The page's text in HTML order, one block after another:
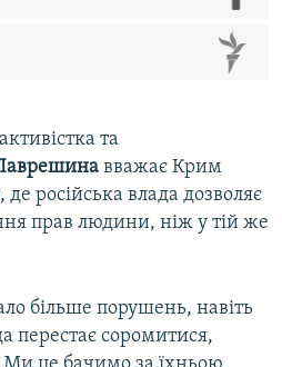
та
вважає Крим
російська влада дозволяє
прав людини, ніж у тій же
більше порушень, навіть
перестає соромитися,